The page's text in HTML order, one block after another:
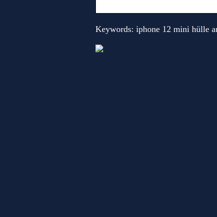
Keywords: iphone 12 mini hülle